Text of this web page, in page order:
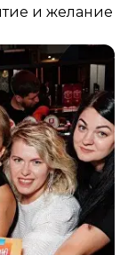
и желание